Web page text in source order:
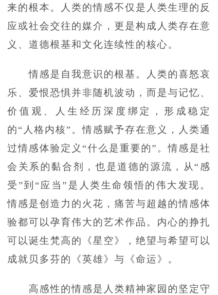
来的根本。人类的情感不仅是人类生理的反
应或社会交往的媒介，更是构成人类存在意
义、道德根基和文化连续性的核心。
情感是自我意识的根基。人类的喜怒哀
乐、爱恨恐惧并非随机波动，而是与记忆、
价值观、人生经历深度绑定，形成稳定
的“人格内核”。情感赋予存在意义，人类通
过情感体验定义“什么是重要的”。情感是社
会关系的黏合剂，也是道德的源流，从“感
受”到“应当”是人类生命领悟的伟大发现。
情感是创造力的火花，痛苦与超越的情感体
验都可以孕育伟大的艺术作品。内心的挣扎
可以诞生梵高的《星空》，绝望与希望可以
成就贝多芬的《英雄》与《命运》。
高感性的情感是人类精神家园的坚定守